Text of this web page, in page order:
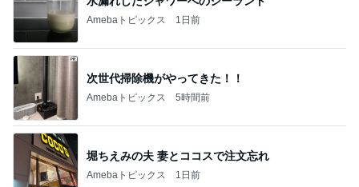
Amebaトピックス 1日前
次世代掃除機がやってきた！！
Amebaトピックス 5時間前
堀ちえみの夫 妻とココスで注文忘れ
Amebaトピックス 1日前